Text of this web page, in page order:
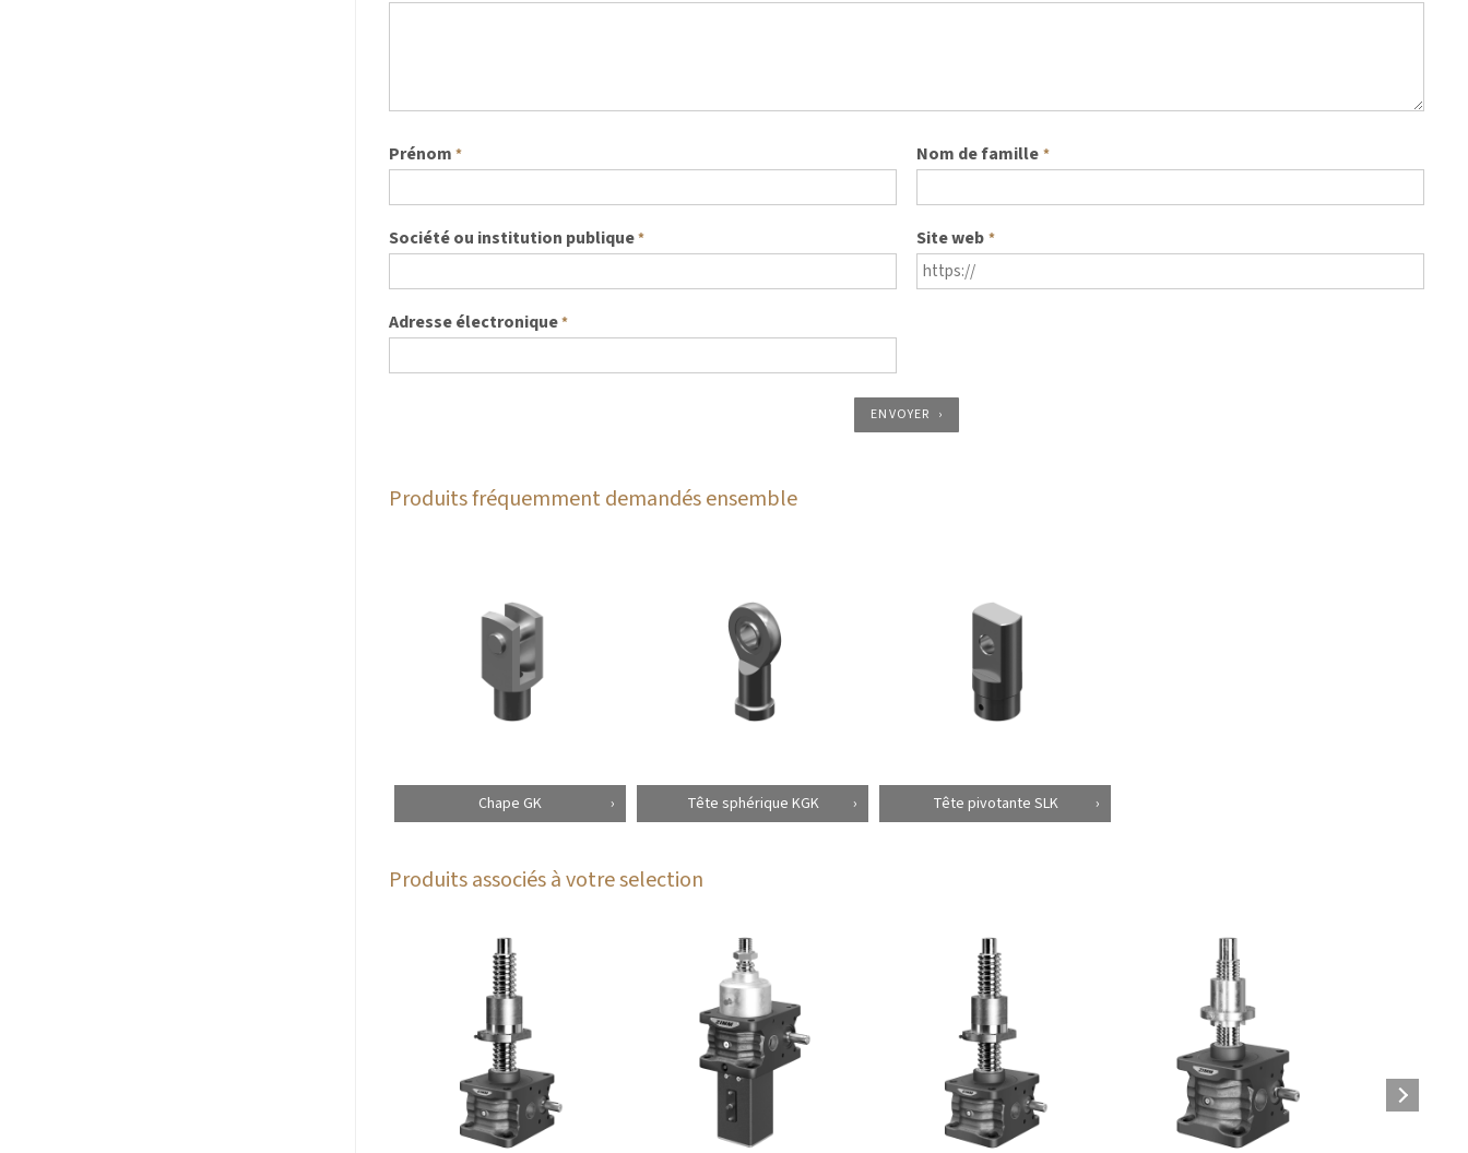
Prénom * Nom de famille *
Société ou institution publique* Site web *
Adresse électronique*
ENVOYER
Produits fréquemment demandés ensemble
Chape GK Tête sphérique KGK Tête pivotante SLK
Produits associés à votre selection